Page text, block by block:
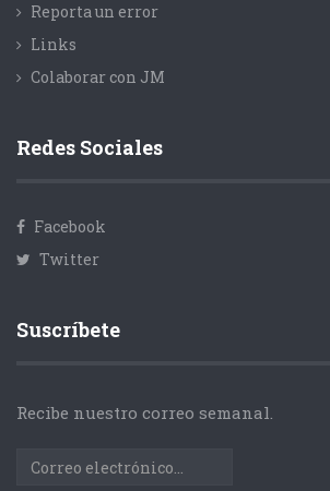
Reporta un error
Links
Colaborar con JM
Redes Sociales
Facebook
Twitter
Suscríbete
Recibe nuestro correo semanal.